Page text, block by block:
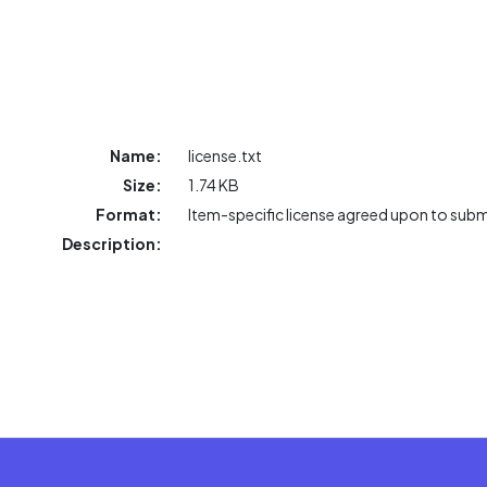
Name:
license.txt
Size:
1.74 KB
Format:
Item-specific license agreed upon to
Description: